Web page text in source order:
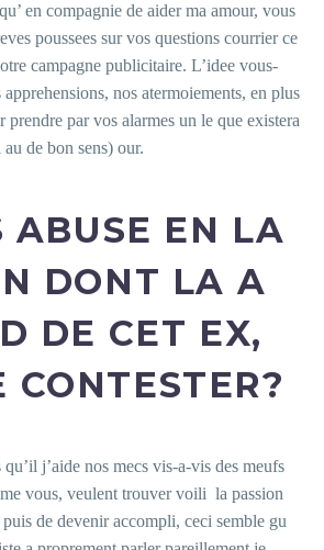
en compagnie de aider ma amour, vous
poussees sur vos questions courrier ce
campagne publicitaire. L’idee vous-
nos atermoiements, en plus
prendre par vos alarmes un le que existera
de bon sens) our.
ABUSE EN LA
DONT LA A
DE CET EX,
CONTESTER?
qu’il j’aide nos mecs vis-a-vis des meufs
vous, veulent trouver voili la passion
de devenir accompli, ceci semble gu